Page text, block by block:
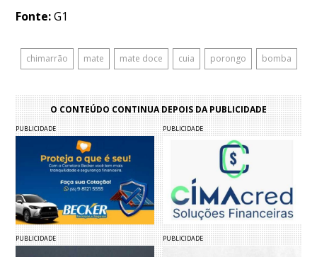
Fonte:G1
chimarrão mate mate doce cuia porongo bomba
O CONTEÚDO CONTINUA DEPOIS DA PUBLICIDADE
PUBLICIDADE PUBLICIDADE
PUBLICIDADE PUBLICIDADE